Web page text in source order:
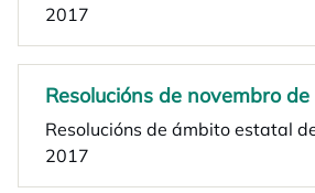
2017
Resolucións de novembro
Resolucións de ámbito estatal
2017